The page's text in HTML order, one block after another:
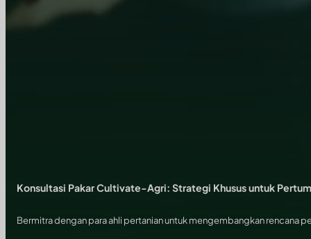
Konsultasi Pakar Cultivate-Agri: Strategi Khusus untuk
Bermitra dengan para ahli pertanian untuk mengembangkan